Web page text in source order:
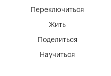
Переключиться
Жить
Поделиться
Научиться